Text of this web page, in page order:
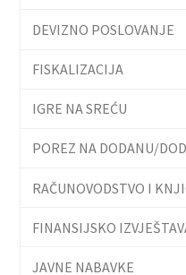
DEVIZNO POSLOVANJE
FISKALIZACIJA
IGRE NA SREĆU
POREZ NA DODANU/
RAČUNOVODSTVO I
FINANSIJSKO
JAVNE NABAVKE